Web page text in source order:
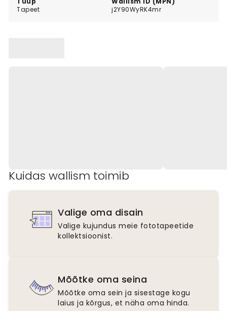
Tapeet
j2Y90WyRK4mr
Kuidas wallism toimib
Valige oma disain
Valige kujundus meie fototapeetide
kollektsioonist.
Mõõtke oma seina
Mõõtke oma sein ja sisestage kogu
laius ja kõrgus, et näha oma hinda.